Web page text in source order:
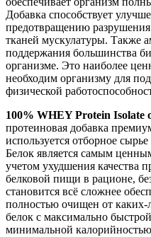
Добавка способствует
предотвращению
тканей мускулатуры. Также
поддержания большинства
организме. Это наиболее
необходим организму для
физической
100% WHEY Protein
протеиновая добавка
используется отборное
Белок является самым
учетом ухудшения качества
белковой пищи в рационе,
становится всё сложнее
полностью очищен от
белок с максимально
минимальной